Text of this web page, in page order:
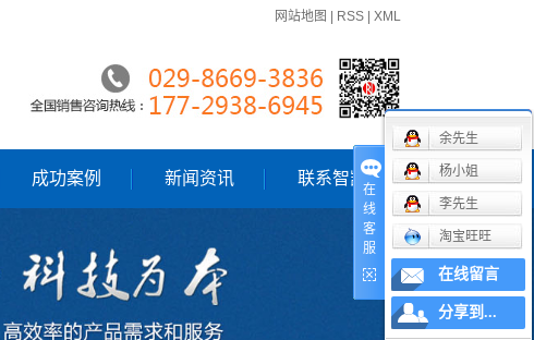
网站地图 RSS XML
成功案例 新闻资讯
行业新闻
技术知识
联系智凯
在
线
客
服
余先生
杨小姐
李先生
淘宝旺旺
在线留言
分享到...